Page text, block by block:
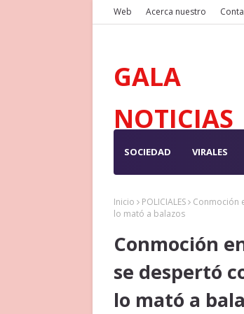
Web Acerca nuestro
GALA
NOTICIAS
SOCIEDAD VIRALES
Inicio POLICIALES
Conmoción
lo mató a balazos
Conmoción
se despertó
lo mató a